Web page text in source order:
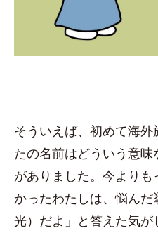
そういえば、初めて海
たの名前はどういう意
がありました。今より
かったわたしは、悩ん
光）だよ」と答えた気が